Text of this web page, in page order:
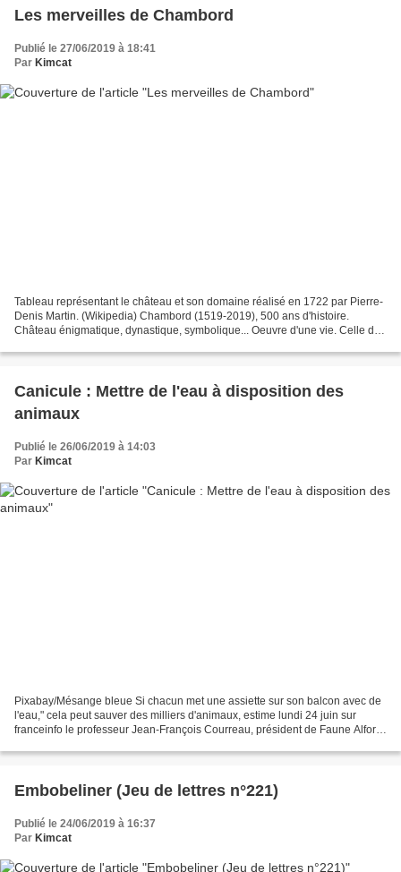
Les merveilles de Chambord
Publié le 27/06/2019 à 18:41
Par Kimcat
Tableau représentant le château et son domaine réalisé en 1722 par Pierre-
Denis Martin. (Wikipedia) Chambord (1519-2019), 500 ans d'histoire.
Château énigmatique, dynastique, symbolique... Oeuvre d'une vie. Celle du
Canicule : Mettre de l'eau à disposition des
animaux
Publié le 26/06/2019 à 14:03
Par Kimcat
Pixabay/Mésange bleue Si chacun met une assiette sur son balcon avec de
l'eau," cela peut sauver des milliers d'animaux, estime lundi 24 juin sur
franceinfo le professeur Jean-François Courreau, président de Faune Alfort,
Embobeliner (Jeu de lettres n°221)
Publié le 24/06/2019 à 16:37
Par Kimcat